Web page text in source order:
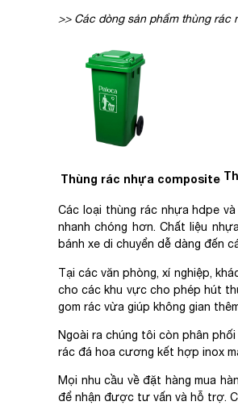
>> Các dòng sản phẩm thùng rác
Thùng rác nhựa composite
Các loại thùng rác nhựa hdpe
nhanh chóng hơn. Chất liệu
bánh xe di chuyển dễ dàng đến
Tại các văn phòng, xí nghiệp,
cho các khu vực cho phép hút
gom rác vừa giúp không gian
Ngoài ra chúng tôi còn phân
rác đá hoa cương kết hợp inox
Mọi nhu cầu về đặt hàng mua
để nhận được tư vấn và hỗ trợ.